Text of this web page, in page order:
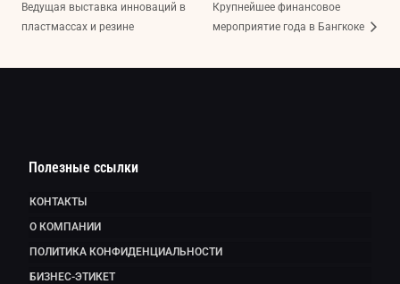
Ведущая выставка инноваций в
пластмассах и резине
Крупнейшее финансовое
мероприятие года в Бангкоке
Полезные ссылки
КОНТАКТЫ
О КОМПАНИИ
ПОЛИТИКА КОНФИДЕНЦИАЛЬНОСТИ
БИЗНЕС-ЭТИКЕТ